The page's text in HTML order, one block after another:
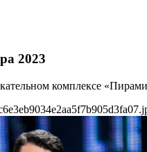
2023
комплексе